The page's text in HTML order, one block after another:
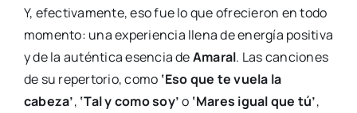
Y, efectivamente, eso fue lo que ofrecieron en todo
momento: una experiencia llena de energía positiva
y de la auténtica esencia deAmaral. Las canciones
de su repertorio, como ‘Eso que te vuela la
cabeza’, ‘Tal y como soy’o ‘Mares igual que tú’,